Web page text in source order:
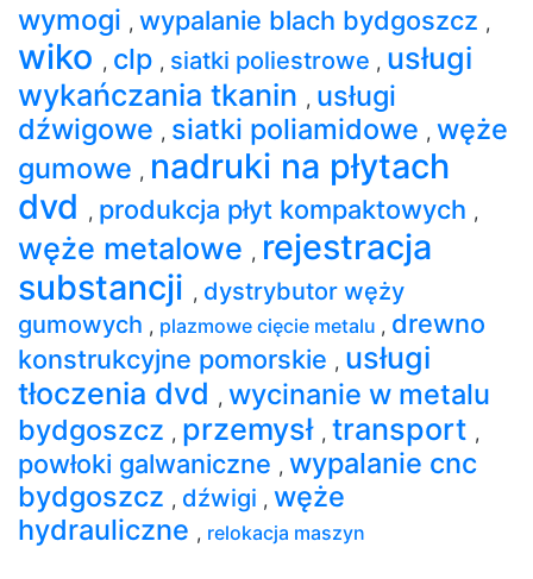
wymogi , wypalanie blach bydgoszcz ,
wiko , clp , siatki poliestrowe , usługi
wykańczania tkanin , usługi
dźwigowe , siatki poliamidowe , węże
gumowe , nadruki na płytach
dvd , produkcja płyt kompaktowych ,
węże metalowe , rejestracja
substancji , dystrybutor węży
gumowych , plazmowe cięcie metalu , drewno
konstrukcyjne pomorskie , usługi
tłoczenia dvd , wycinanie w metalu
bydgoszcz , przemysł , transport ,
powłoki galwaniczne , wypalanie cnc
bydgoszcz , dźwigi , węże
hydrauliczne , relokacja maszyn